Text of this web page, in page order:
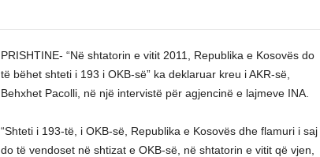
PRISHTINE- “Në shtatorin e vitit 2011, Republika e Kosovës do
të bëhet shteti i 193 i OKB-së” ka deklaruar kreu i AKR-së,
Behxhet Pacolli, në një intervistë për agjencinë e lajmeve INA.
“Shteti i 193-të, i OKB-së, Republika e Kosovës dhe flamuri i saj
do të vendoset në shtizat e OKB-së, në shtatorin e vitit që vjen,